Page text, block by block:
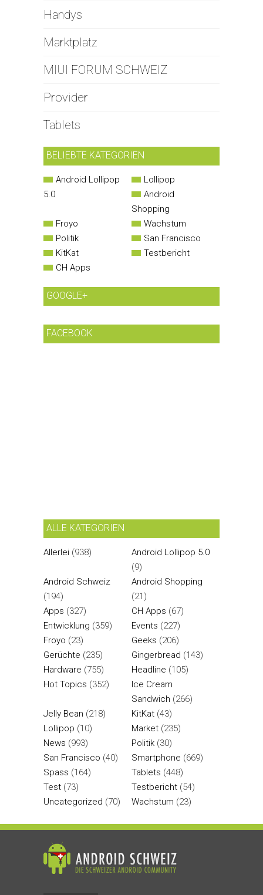
Handys
Marktplatz
MIUI FORUM SCHWEIZ
Provider
Tablets
BELIEBTE KATEGORIEN
Android Lollipop
5.0
Lollipop
Android
Shopping
Froyo
Wachstum
Politik
San Francisco
KitKat
Testbericht
CH Apps
GOOGLE+
FACEBOOK
ALLE KATEGORIEN
Allerlei (938)
Android Lollipop 5.0
(9)
Android Schweiz
(194)
Android Shopping
(21)
Apps (327) CH Apps (67)
Entwicklung (359) Events (227)
Froyo (23) Geeks (206)
Gerüchte (235) Gingerbread (143)
Hardware (755) Headline (105)
Hot Topics (352)
Ice Cream
Sandwich (266)
Jelly Bean (218) KitKat (43)
Lollipop (10) Market (235)
News (993) Politik (30)
San Francisco (40) Smartphone (669)
Spass (164) Tablets (448)
Test (73) Testbericht (54)
Uncategorized (70) Wachstum (23)